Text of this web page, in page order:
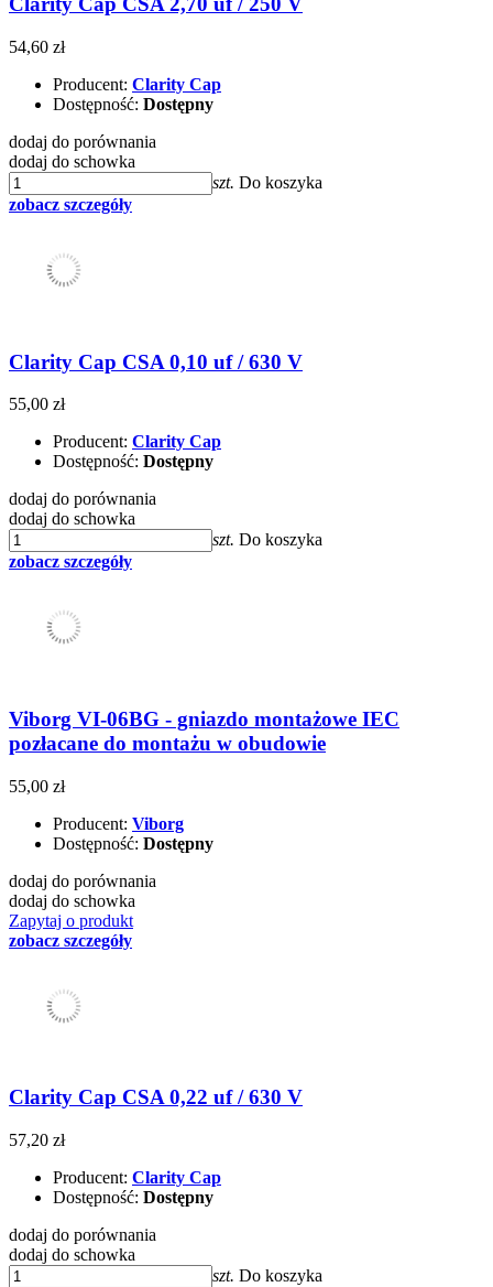
54,60 zł
Producent: Clarity Cap
Dostępność: Dostępny
dodaj do porównania
dodaj do schowka
szt. Do koszyka
zobacz szczegóły
Clarity Cap CSA 0,10 uf / 630 V
55,00 zł
Producent: Clarity Cap
Dostępność: Dostępny
dodaj do porównania
dodaj do schowka
szt. Do koszyka
zobacz szczegóły
Viborg VI-06BG - gniazdo montażowe IEC
pozłacane do montażu w obudowie
55,00 zł
Producent: Viborg
Dostępność: Dostępny
dodaj do porównania
dodaj do schowka
Zapytaj o produkt
zobacz szczegóły
Clarity Cap CSA 0,22 uf / 630 V
57,20 zł
Producent: Clarity Cap
Dostępność: Dostępny
dodaj do porównania
dodaj do schowka
szt. Do koszyka